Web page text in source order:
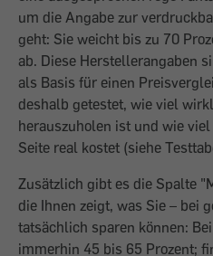
um die Angabe zur
geht: Sie weicht bis zu 70
ab. Diese Herstellerangaben
als Basis für einen
deshalb getestet, wie viel
herauszuholen ist und wie
Seite real kostet (siehe
Zusätzlich gibt es die Spalte
die Ihnen zeigt, was Sie – bei
tatsächlich sparen können:
immerhin 45 bis 65 Prozent;